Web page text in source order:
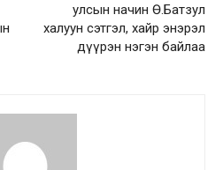
улсын начин Ө.Батзул
халуун сэтгэл, хайр энэрэл
дүүрэн нэгэн байлаа